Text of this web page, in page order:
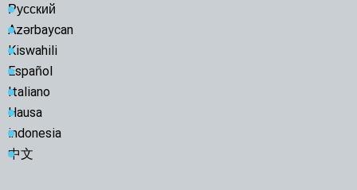
Русский
Azərbaycan
Kiswahili
Español
Italiano
Hausa
indonesia
中文